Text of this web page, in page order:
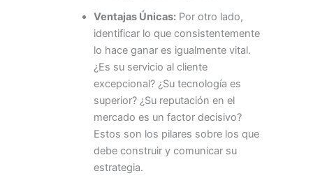
Ventajas Únicas:Por otro lado,
identificar lo que consistentemente
lo hace ganar es igualmente vital.
¿Es su servicio al cliente
excepcional? ¿Su tecnología es
superior? ¿Su reputación en el
mercado es un factor decisivo?
Estos son los pilares sobre los que
debe construir y comunicar su
estrategia.